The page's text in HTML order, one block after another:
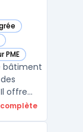
PME
bâtiment
offre
des
complète